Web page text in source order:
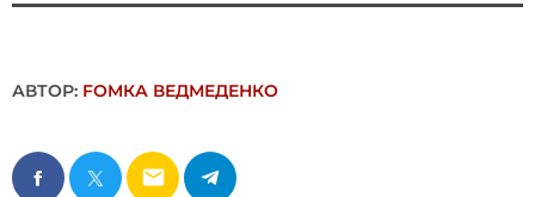
АВТОР: FОMКА ВЕДМЕДЕНКО
email